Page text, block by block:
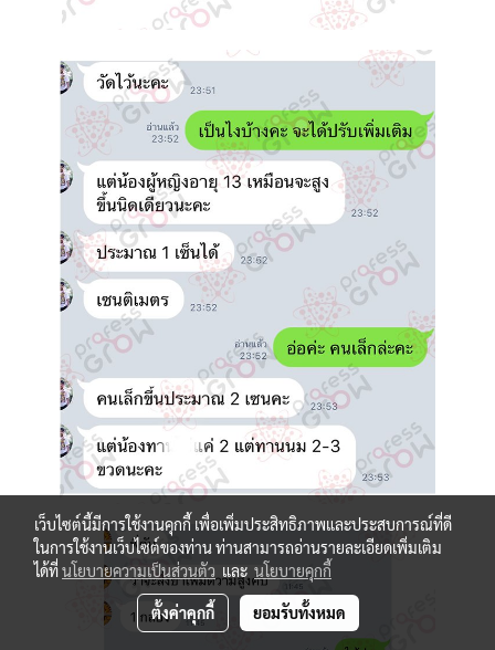
เว็บไซต์นี้มีการใช้งานคุกกี้ เพื่อเพิ่มประสิทธิภาพและประสบการณ์ที่ดี
ในการใช้งานเว็บไซต์ของท่าน ท่านสามารถอ่านรายละเอียดเพิ่มเติม
ได้ที่นโยบายความเป็นส่วนตัว และ นโยบายคุกกี้
ตั้งค่าคุกกี้ ยอมรับทั้งหมด